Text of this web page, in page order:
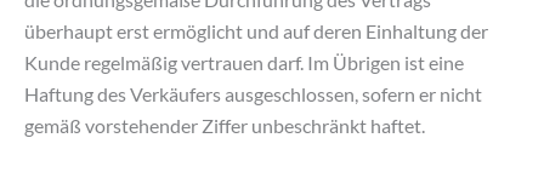
überhaupt erst ermöglicht und auf deren Einhaltung der
Kunde regelmäßig vertrauen darf. Im Übrigen ist eine
Haftung des Verkäufers ausgeschlossen, sofern er nicht
gemäß vorstehender Ziffer unbeschränkt haftet.